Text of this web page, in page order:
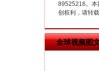
89525216。本
创权利，请转
全球视频图